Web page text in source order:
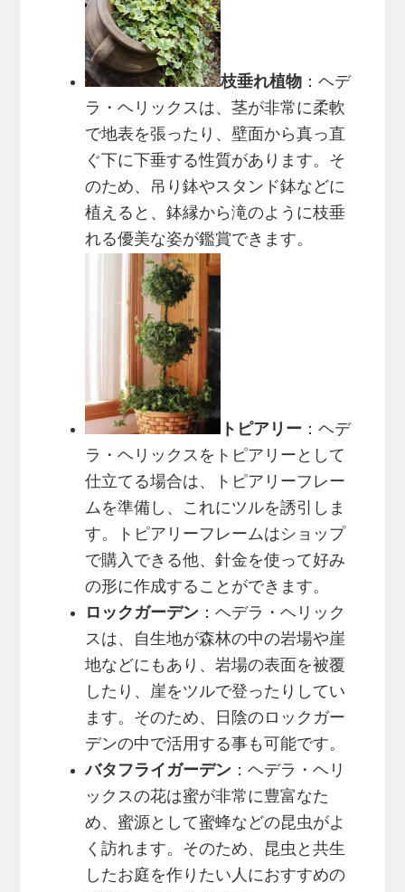
枝垂れ植物：ヘデ
ラ・ヘリックスは、茎が非常に柔軟
で地表を張ったり、壁面から真っ直
ぐ下に下垂する性質があります。そ
のため、吊り鉢やスタンド鉢などに
植えると、鉢縁から滝のように枝垂
れる優美な姿が鑑賞できます。
トピアリー：ヘデ
ラ・ヘリックスをトピアリーとして
仕立てる場合は、トピアリーフレー
ムを準備し、これにツルを誘引しま
す。トピアリーフレームはショップ
で購入できる他、針金を使って好み
の形に作成することができます。
ロックガーデン：ヘデラ・ヘリック
スは、自生地が森林の中の岩場や崖
地などにもあり、岩場の表面を被覆
したり、崖をツルで登ったりしてい
ます。そのため、日陰のロックガー
デンの中で活用する事も可能です。
バタフライガーデン：ヘデラ・ヘリ
ックスの花は蜜が非常に豊富なた
め、蜜源として蜜蜂などの昆虫がよ
く訪れます。そのため、昆虫と共生
したお庭を作りたい人におすすめの